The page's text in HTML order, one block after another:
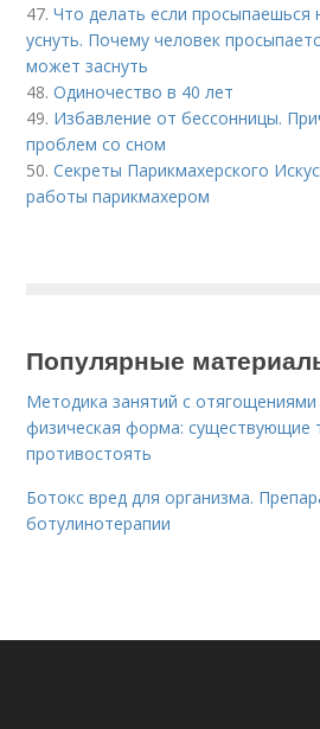
47.Что делать если
уснуть. Почему человек
может заснуть
48.Одиночество в 40 лет
49. Избавление от бессонницы.
проблем со сном
50.Секреты Парикмахерского
работы парикмахером
Популярные
Методика занятий с
физическая форма: существующие
противостоять
Ботокс вред для организма.
ботулинотерапии